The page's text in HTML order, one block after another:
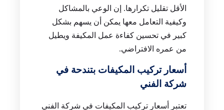
الأقل تقليل تكرارها. إن الوعي بالمشاكل
وكيفية التعامل معها يمكن أن يسهم بشكل
كبير في تحسين كفاءة عمل المكيفة ويطيل
من عمره الافتراضي.
أسعار تركيب المكيفات بتندحة في
شركة الفني
تعتبر أسعار تركيب المكيفات في شركة الفني